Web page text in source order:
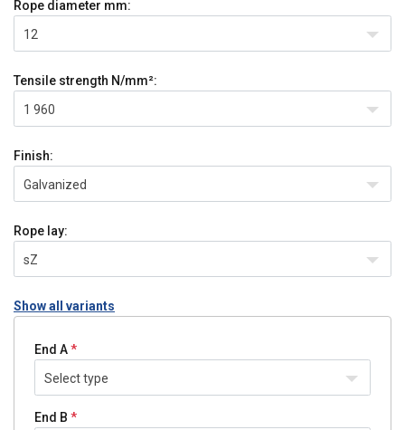
Rope diameter mm:
12
Tensile strength N/mm²:
1 960
Finish:
Galvanized
Rope lay:
sZ
Show all variants
End A
Select type
End B